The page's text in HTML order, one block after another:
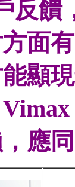
反饋
面
顯
應